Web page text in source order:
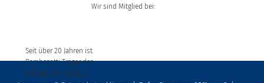
Wir sind Mitglied bei:
Seit über 20 Jahren ist
Rambazotti Träger des
DZI Spenden-Siegels